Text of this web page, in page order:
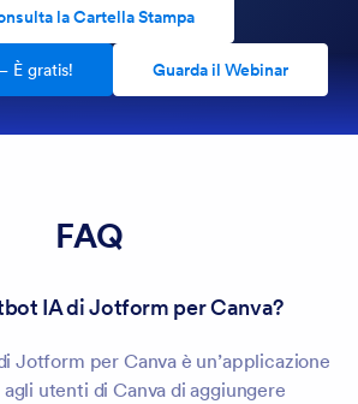
la Cartella Stampa
È gratis! Guarda il Webinar
FAQ
IA di Jotform per Canva?
Jotform per Canva è un’applicazione
utenti di Canva di aggiungere